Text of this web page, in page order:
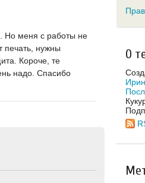
Но меня с работы не
печать, нужны
Короче, те
надо. Спасибо
О